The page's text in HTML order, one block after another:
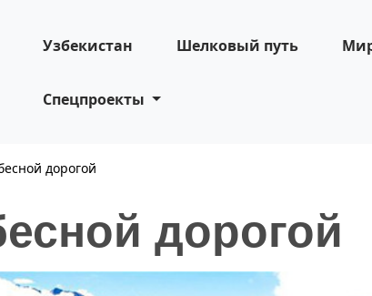
Узбекистан Шелковый путь
Спецпроекты
дорогой
дорогой